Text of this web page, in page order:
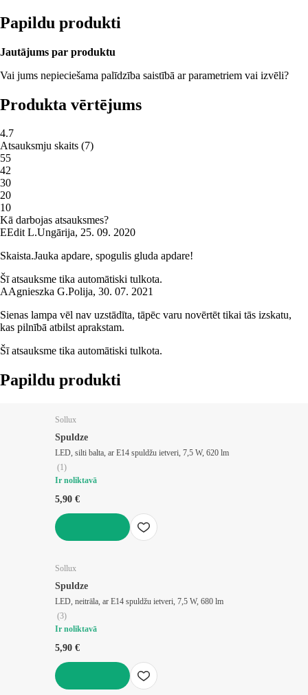
Papildu produkti
Jautājums par produktu
Vai jums nepieciešama palīdzība saistībā ar parametriem vai izvēli?
Produkta vērtējums
4.7
Atsauksmju skaits (7)
55
42
30
20
10
Kā darbojas atsauksmes?
EEdit L.Ungārija, 25. 09. 2020
Skaista.Jauka apdare, spogulis gluda apdare!
Šī atsauksme tika automātiski tulkota.
AAgnieszka G.Polija, 30. 07. 2021
Sienas lampa vēl nav uzstādīta, tāpēc varu novērtēt tikai tās izskatu,
kas pilnībā atbilst aprakstam.
Šī atsauksme tika automātiski tulkota.
Papildu produkti
Sollux
Spuldze
LED, silti balta, ar E14 spuldžu ietveri, 7,5 W, 620 lm
(1)
Ir noliktavā
5,90 €
Sollux
Spuldze
LED, neitrāla, ar E14 spuldžu ietveri, 7,5 W, 680 lm
(3)
Ir noliktavā
5,90 €